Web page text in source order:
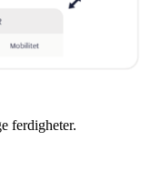
ferdigheter.